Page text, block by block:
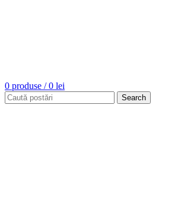
0 produse / 0 lei
Search